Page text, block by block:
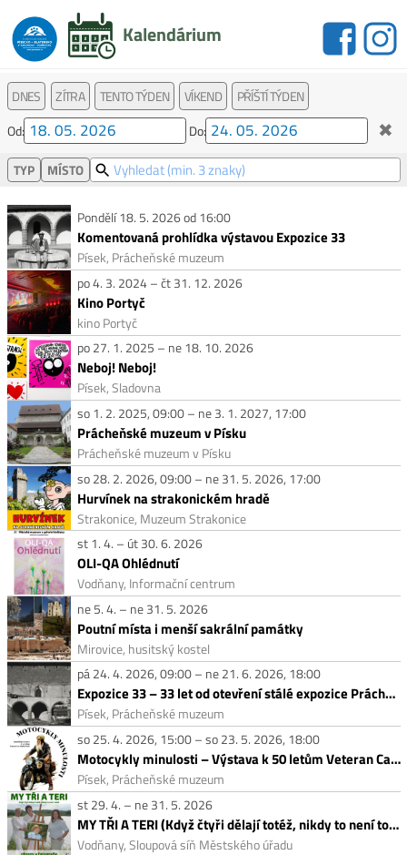
Kalendárium
DNES ZÍTRA TENTO TÝDEN VÍKEND
PŘÍŠTÍ TÝDEN
Od:
Do: ✖
TYP MÍSTO
Pondělí 18. 5. 2026 od 16:00
Komentovaná prohlídka výstavou Expozice 33
Písek, Prácheňské muzeum
po 4. 3. 2024 – čt 31. 12. 2026
Kino Portyč
kino Portyč
po 27. 1. 2025 – ne 18. 10. 2026
Neboj! Neboj!
Písek, Sladovna
so 1. 2. 2025, 09:00 – ne 3. 1. 2027, 17:00
Prácheňské muzeum v Písku
Prácheňské muzeum v Písku
so 28. 2. 2026, 09:00 – ne 31. 5. 2026, 17:00
Hurvínek na strakonickém hradě
Strakonice, Muzeum Strakonice
st 1. 4. – út 30. 6. 2026
OLI-QA Ohlédnutí
Vodňany, Informační centrum
ne 5. 4. – ne 31. 5. 2026
Poutní místa i menší sakrální památky
Mirovice, husitský kostel
pá 24. 4. 2026, 09:00 – ne 21. 6. 2026, 18:00
Expozice 33 – 33 let od otevření stálé expozice Prácheňského muzea
Písek, Prácheňské muzeum
so 25. 4. 2026, 15:00 – so 23. 5. 2026, 18:00
Motocykly minulosti – Výstava k 50 letům Veteran Car Clubu Písek
Písek, Prácheňské muzeum
st 29. 4. – ne 31. 5. 2026
MY TŘI A TERI (Když čtyři dělají totéž, nikdy to není totéž.)
Vodňany, Sloupová síň Městského úřadu